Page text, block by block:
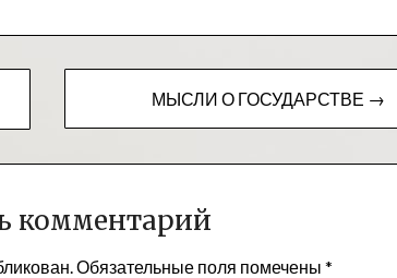
МЫСЛИ О ГОСУДАРСТВЕ →
комментарий
Обязательные поля помечены *